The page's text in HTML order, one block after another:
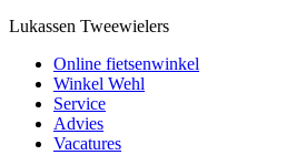
Lukassen Tweewielers
Online fietsenwinkel
Winkel Wehl
Service
Advies
Vacatures